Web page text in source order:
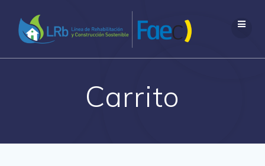
al
contenido
Carrito